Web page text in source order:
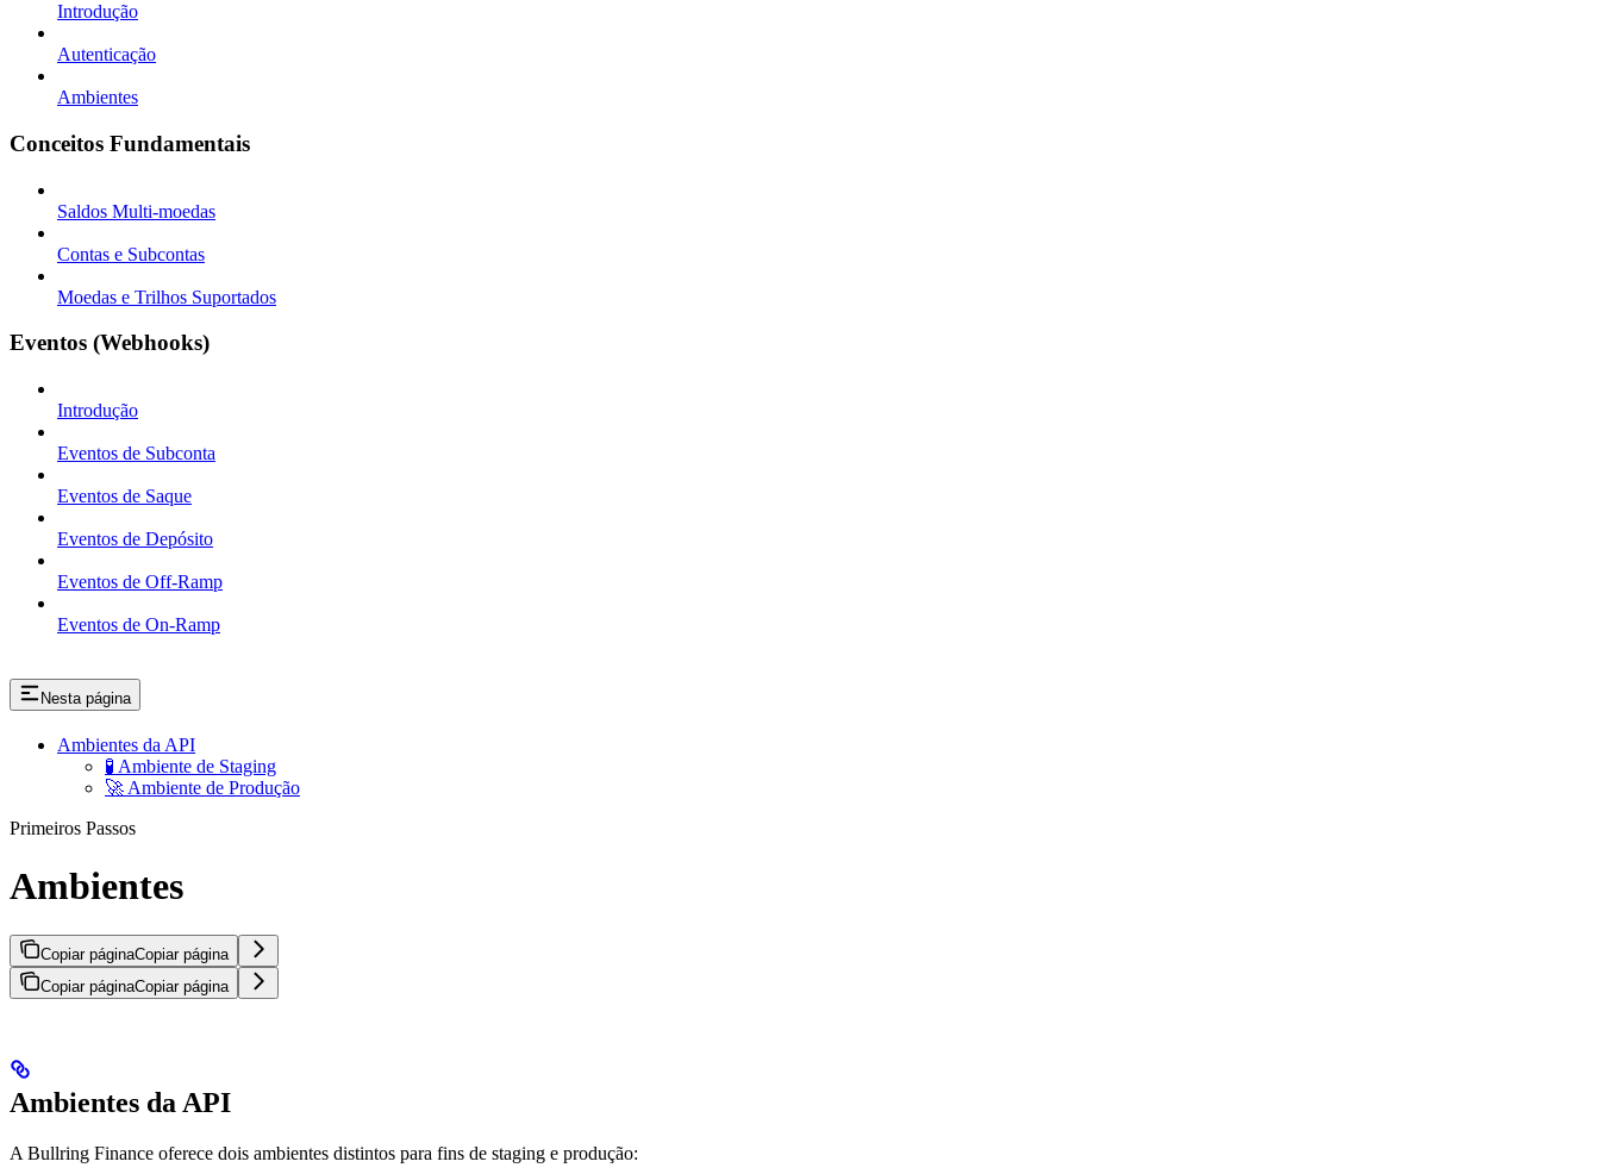
Introdução
Autenticação
Ambientes
Conceitos Fundamentais
Saldos Multi-moedas
Contas e Subcontas
Moedas e Trilhos Suportados
Eventos (Webhooks)
Introdução
Eventos de Subconta
Eventos de Saque
Eventos de Depósito
Eventos de Off-Ramp
Eventos de On-Ramp
Nesta página
Ambientes da API
🧪 Ambiente de Staging
🚀 Ambiente de Produção
Primeiros Passos
Ambientes
Copiar páginaCopiar página
Copiar páginaCopiar página
Ambientes da API
A Bullring Finance oferece dois ambientes distintos para fins de staging e produção: